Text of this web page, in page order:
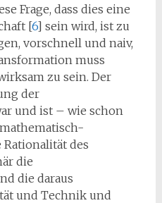
Frage, dass dies eine
[6] sein wird, ist zu
vor­schnell und naiv,
muss
zu sein. Der
der
und ist – wie schon
des
die
die daraus
und Technik und